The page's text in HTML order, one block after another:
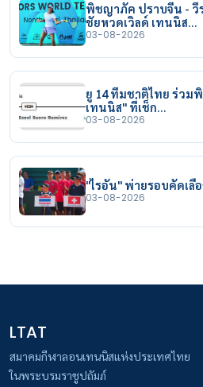
พิชญาภัค ปราบจีน - วี
ชัยหวดเวิลด์ เทนนิส…
03-08-2026
ยู 14 ทีมชาติไทย ร่วม
เทนนิส" ที่เช็ก…
03-08-2026
"ไรอัน" พ่ายรอบคัดเลื
03-08-2026
LTAT
สมาคมกีฬาลอนเทนนิสแห่งประเทศไทย
ในพระบรมราชูปถัมภ์